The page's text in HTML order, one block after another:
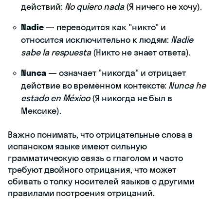
действий: No quiero nada(Я ничего не хочу).
Nadie— переводится как "никто" и
относится исключительно к людям: Nadie
sabe la respuesta(Никто не знает ответа).
Nunca— означает "никогда" и отрицает
действие во временном контексте: Nunca he
estado en México(Я никогда не был в
Мексике).
Важно понимать, что отрицательные слова в
испанском языке имеют сильную
грамматическую связь с глаголом и часто
требуют двойного отрицания, что может
сбивать с толку носителей языков с другими
правилами построения отрицаний.